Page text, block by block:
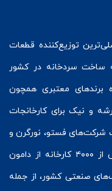
اصلی‌ترین توزیع‌کننده قطعات
ساخت سردخانه در کشور
برندهای معتبری همچون
و نیک برای کارخانجات
شرکت‌های فستو، نورگرن و
را توزیع می‌کنیم. تاکنون بیش از ۴۰۰۰ کارخانه از دامون
صنعتی کشور، از جمله